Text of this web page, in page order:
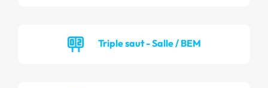
Triple saut - Salle / BEM